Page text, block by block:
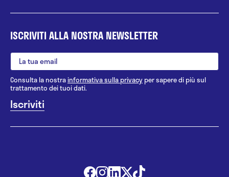
ISCRIVITI ALLA NOSTRA NEWSLETTER
Consulta la nostrainformativa sulla privacy per sapere di più sul
trattamento dei tuoi dati.